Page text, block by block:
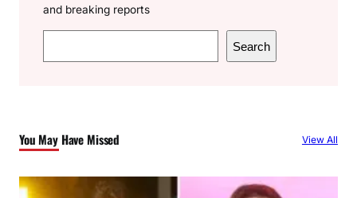
and breaking reports
e
h
Search
You May Have Missed View All